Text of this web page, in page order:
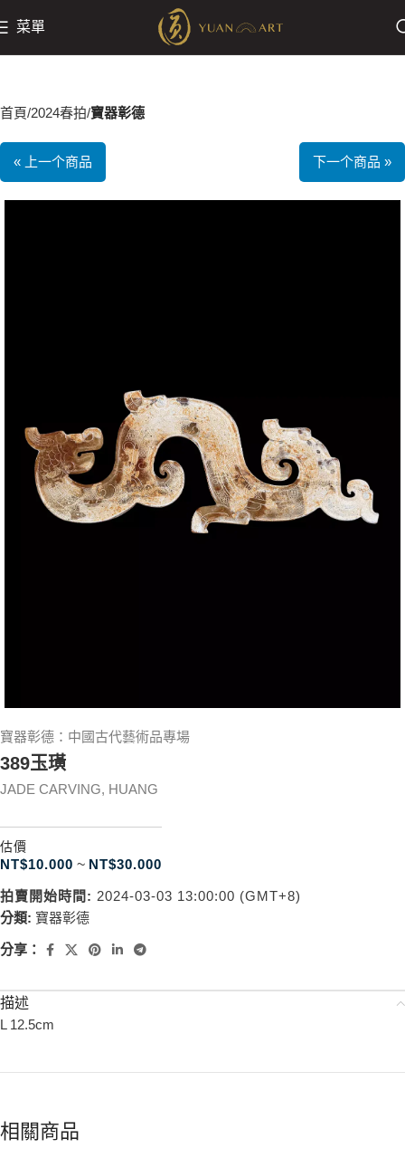
菜單
首頁 2024春拍 寶器彰德
« 上一个商品 下一个商品 »
寶器彰德：中國古代藝術品專場
389玉璜
JADE CARVING, HUANG
估價
NT$10.000 ~ NT$30.000
拍賣開始時間: 2024-03-03 13:00:00 (GMT+8)
分類: 寶器彰德
分享：
描述
L 12.5cm
相關商品